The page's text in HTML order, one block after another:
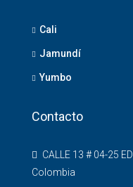
Cali
Jamundí
Yumbo
Contacto
CALLE 13 # 04-25
Colombia